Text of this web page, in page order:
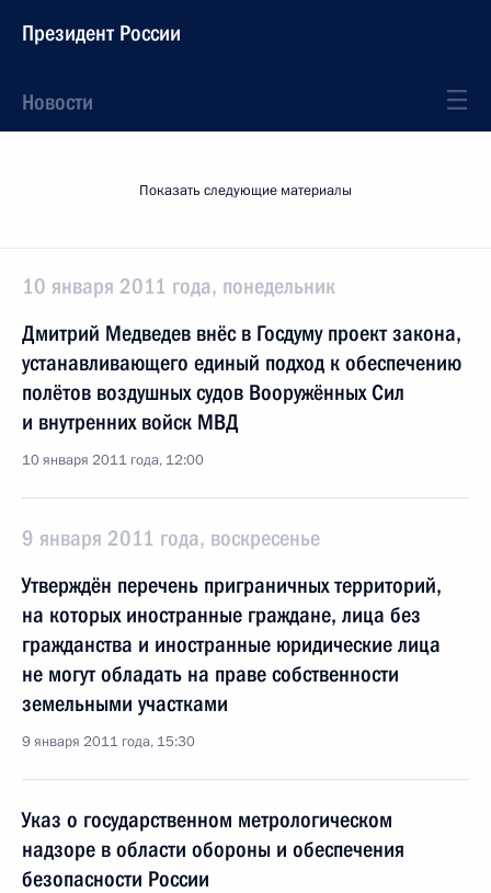
Президент России
Новости
Показать следующие материалы
10 января 2011 года, понедельник
Дмитрий Медведев внёс в Госдуму проект закона,
устанавливающего единый подход к обеспечению
полётов воздушных судов Вооружённых Сил
и внутренних войск МВД
10 января 2011 года, 12:00
9 января 2011 года, воскресенье
Утверждён перечень приграничных территорий,
на которых иностранные граждане, лица без
гражданства и иностранные юридические лица
не могут обладать на праве собственности
земельными участками
9 января 2011 года, 15:30
Указ о государственном метрологическом
надзоре в области обороны и обеспечения
безопасности России